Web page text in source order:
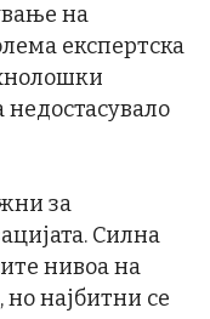
на
експертска
за
Силна
нивоа на
најбитни се